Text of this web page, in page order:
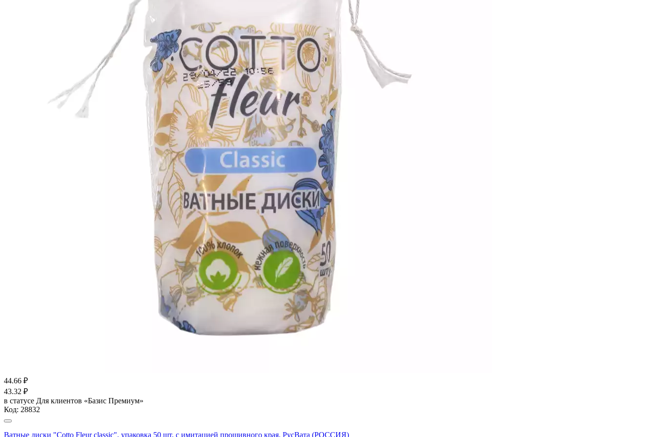
44.66 ₽
43.32 ₽
в статусе Для клиентов «Базис Премиум»
Код: 28832
Ватные диски "Cotto Fleur classic", упаковка 50 шт, с имитацией прошивного края, РусВата (РОССИЯ)